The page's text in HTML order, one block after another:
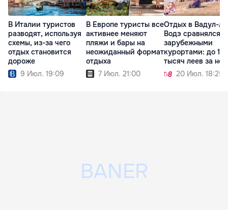
В Италии туристов
разводят, используя
схемы, из-за чего
отдых становится
дороже
9 Июл. 19:09
В Европе туристы все
активнее меняют
пляжи и бары на
неожиданный формат
отдыха
7 Июл. 21:00
Отдых в Вадул-
Водэ сравнялся с
зарубежными
курортами: до 12
тысяч леев за
20 Июл. 18:25